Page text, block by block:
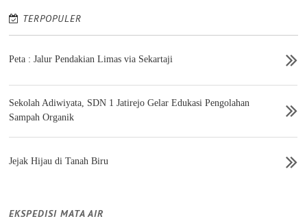
TERPOPULER
Peta : Jalur Pendakian Limas via Sekartaji
Sekolah Adiwiyata, SDN 1 Jatirejo Gelar Edukasi Pengolahan
Sampah Organik
Jejak Hijau di Tanah Biru
EKSPEDISI MATA AIR